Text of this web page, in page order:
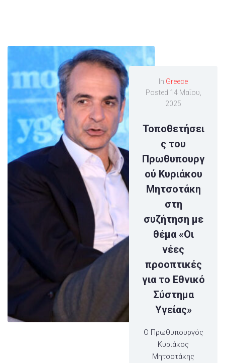
In Greece
Posted 14 Μαΐου,
2025
Τοποθετήσει
ς του
Πρωθυπουργ
ού Κυριάκου
Μητσοτάκη
στη
συζήτηση με
θέμα «Οι
νέες
προοπτικές
για το Εθνικό
Σύστημα
Υγείας»
Ο Πρωθυπουργός
Κυριάκος
Μητσοτάκης